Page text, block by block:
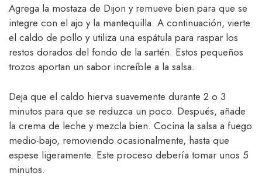
Agrega la mostaza de Dijon y remueve bien para que se
integre con el ajo y la mantequilla. A continuación, vierte
el caldo de pollo y utiliza una espátula para raspar los
restos dorados del fondo de la sartén. Estos pequeños
trozos aportan un sabor increíble a la salsa.
Deja que el caldo hierva suavemente durante 2 o 3
minutos para que se reduzca un poco. Después, añade
la crema de leche y mezcla bien. Cocina la salsa a fuego
medio-bajo, removiendo ocasionalmente, hasta que
espese ligeramente. Este proceso debería tomar unos 5
minutos.